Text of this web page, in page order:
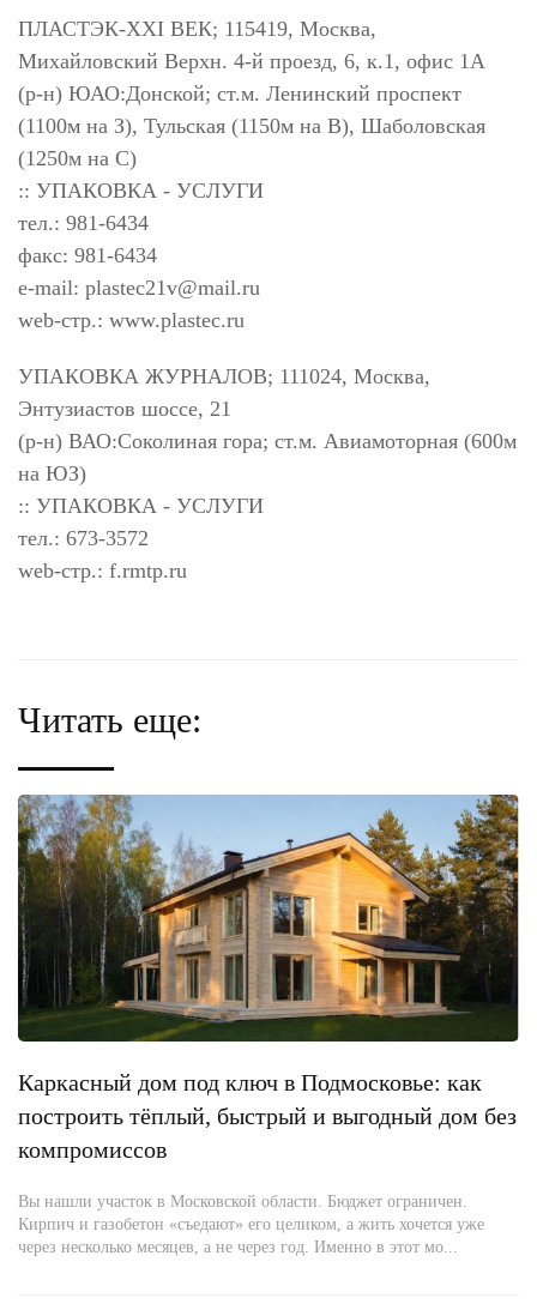
ПЛАСТЭК-XXI ВЕК; 115419, Москва,
Михайловский Верхн. 4-й проезд, 6, к.1, офис 1А
(р-н) ЮАО:Донской; ст.м. Ленинский проспект
(1100м на З), Тульская (1150м на В), Шаболовская
(1250м на С)
:: УПАКОВКА - УСЛУГИ
тел.: 981-6434
факс: 981-6434
e-mail: plastec21v@mail.ru
web-стр.: www.plastec.ru
УПАКОВКА ЖУРНАЛОВ; 111024, Москва,
Энтузиастов шоссе, 21
(р-н) ВАО:Соколиная гора; ст.м. Авиамоторная (600м
на ЮЗ)
:: УПАКОВКА - УСЛУГИ
тел.: 673-3572
web-стр.: f.rmtp.ru
Читать еще:
Каркасный дом под ключ в Подмосковье: как
построить тёплый, быстрый и выгодный дом без
компромиссов
Вы нашли участок в Московской области. Бюджет ограничен.
Кирпич и газобетон «съедают» его целиком, а жить хочется уже
через несколько месяцев, а не через год. Именно в этот мо...